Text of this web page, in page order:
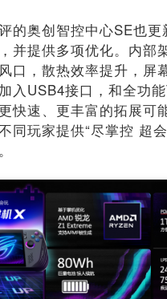
的奥创智控中心SE也
并提供多项优化。内部
口，散热效率提升，屏
入USB4接口，和全功
快速、更丰富的拓展可
同玩家提供“尽掌控 超